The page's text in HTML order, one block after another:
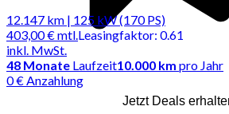
Jetzt Deals
12.147 km | 125 kW (170 PS)
403,00 €mtl.
inkl. MwSt.
Leasingfaktor: 0.61
48 Monate Laufzeit10.000 km pro Jahr
0 € Anzahlung